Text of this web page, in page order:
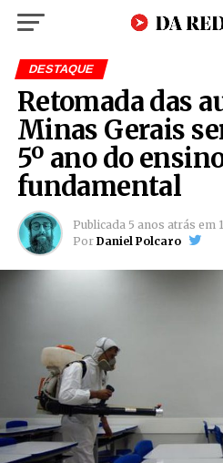
DESTAQUE
Retomada das
Minas Gerais
5º ano do
fundamental
Publicada 5 anos atrás em
Por Daniel Polcaro